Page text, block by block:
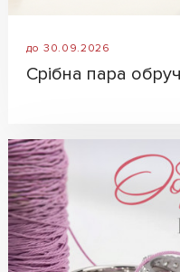
до 30.09.2026
Срібна пара